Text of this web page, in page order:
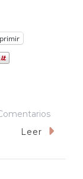
En
Elegía
Leer